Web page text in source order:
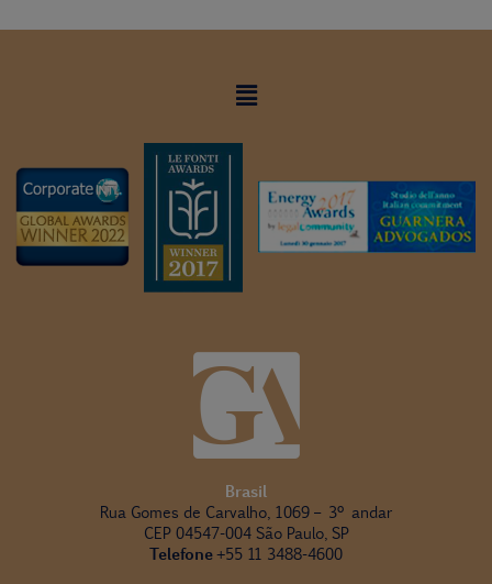
Brasil
Rua Gomes de Carvalho, 1069 – 3º andar
CEP 04547-004 São Paulo, SP
Telefone+55 11 3488-4600